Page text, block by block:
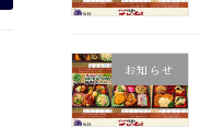
お知らせ